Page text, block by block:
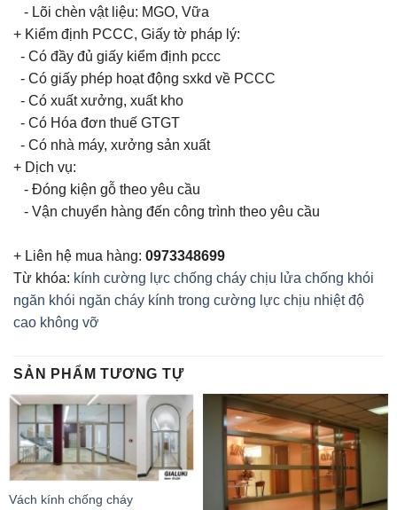
- Lõi chèn vật liệu: MGO, Vữa
+ Kiểm định PCCC, Giấy tờ pháp lý:
- Có đầy đủ giấy kiểm định pccc
- Có giấy phép hoạt động sxkd về PCCC
- Có xuất xưởng, xuất kho
- Có Hóa đơn thuế GTGT
- Có nhà máy, xưởng sản xuất
+ Dịch vụ:
- Đóng kiện gỗ theo yêu cầu
- Vận chuyển hàng đến công trình theo yêu cầu
+ Liên hệ mua hàng: 0973348699
Từ khóa: kính cường lực chống cháy chịu lửa chống khói
ngăn khói ngăn cháy kính trong cường lực chịu nhiệt độ
cao không vỡ
SẢN PHẨM TƯƠNG TỰ
Vách kính chống cháy